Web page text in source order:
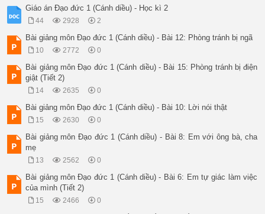
Giáo án Đạo đức 1 (Cánh diều) - Học kì 2
44 2928 2
Bài giảng môn Đạo đức 1 (Cánh diều) - Bài 12: Phòng tránh bị ngã
10 2772 0
Bài giảng môn Đạo đức 1 (Cánh diều) - Bài 15: Phòng tránh bị điện
giật (Tiết 2)
14 2635 0
Bài giảng môn Đạo đức 1 (Cánh diều) - Bài 10: Lời nói thật
15 2630 0
Bài giảng môn Đạo đức 1 (Cánh diều) - Bài 8: Em với ông bà, cha
mẹ
13 2562 0
Bài giảng môn Đạo đức 1 (Cánh diều) - Bài 6: Em tự giác làm việc
của mình (Tiết 2)
15 2466 0